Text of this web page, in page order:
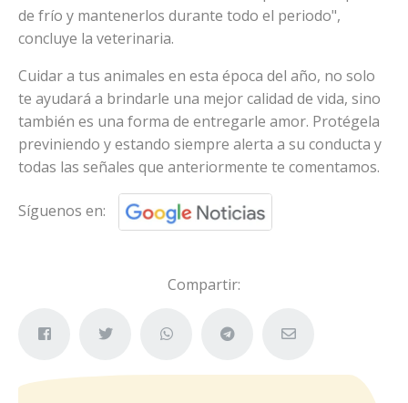
de frío y mantenerlos durante todo el periodo",
concluye la veterinaria.
Cuidar a tus animales en esta época del año, no solo
te ayudará a brindarle una mejor calidad de vida, sino
también es una forma de entregarle amor. Protégela
previniendo y estando siempre alerta a su conducta y
todas las señales que anteriormente te comentamos.
Síguenos en:
Compartir: